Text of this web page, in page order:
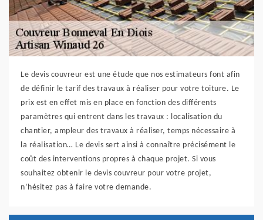
Le devis couvreur est une étude que nos estimateurs font afin
de définir le tarif des travaux à réaliser pour votre toiture. Le
prix est en effet mis en place en fonction des différents
paramètres qui entrent dans les travaux : localisation du
chantier, ampleur des travaux à réaliser, temps nécessaire à
la réalisation… Le devis sert ainsi à connaître précisément le
coût des interventions propres à chaque projet. Si vous
souhaitez obtenir le devis couvreur pour votre projet,
n’hésitez pas à faire votre demande.